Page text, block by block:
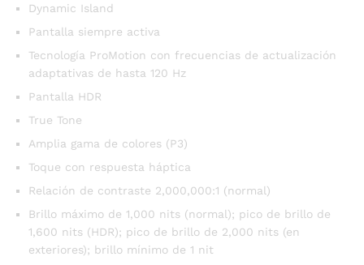
Dynamic Island
Pantalla siempre activa
Tecnología ProMotion con frecuencias de actualización
adaptativas de hasta 120 Hz
Pantalla HDR
True Tone
Amplia gama de colores (P3)
Toque con respuesta háptica
Relación de contraste 2,000,000:1 (normal)
Brillo máximo de 1,000 nits (normal); pico de brillo de
1,600 nits (HDR); pico de brillo de 2,000 nits (en
exteriores); brillo mínimo de 1 nit